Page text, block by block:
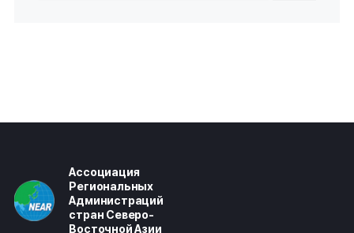
Ассоциация
Региональных
Администраций
стран Северо-
Восточной Азии